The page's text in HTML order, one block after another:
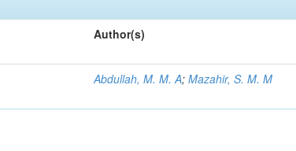
Author(s)
Abdullah, M. M. A;Mazahir, S. M. M